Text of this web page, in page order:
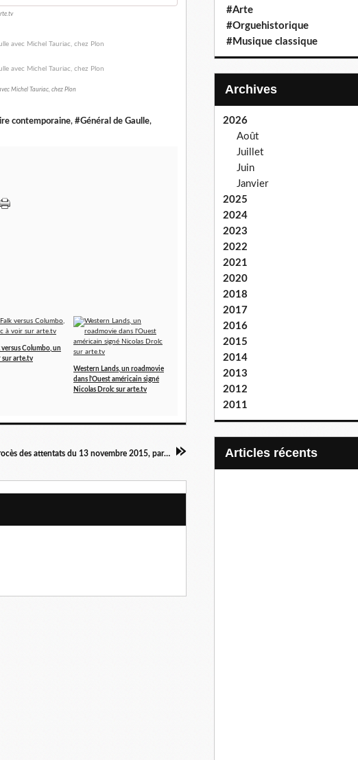
Michel Tauriac, chez Plon
contemporaine, #Général de Gaulle,
versus Columbo, un
sur arte.tv
Western Lands, un roadmovie
dans l'Ouest américain signé
Nicolas Drolc sur arte.tv
V13, ou le procès des attentats du 13 novembre 2015, par Emmanuel Carrère
#Arte
#Orguehistorique
#Musique classique
Archives
2026
Août
Juillet
Juin
Janvier
2025
2024
2023
2022
2021
2020
2018
2017
2016
2015
2014
2013
2012
2011
articles récents